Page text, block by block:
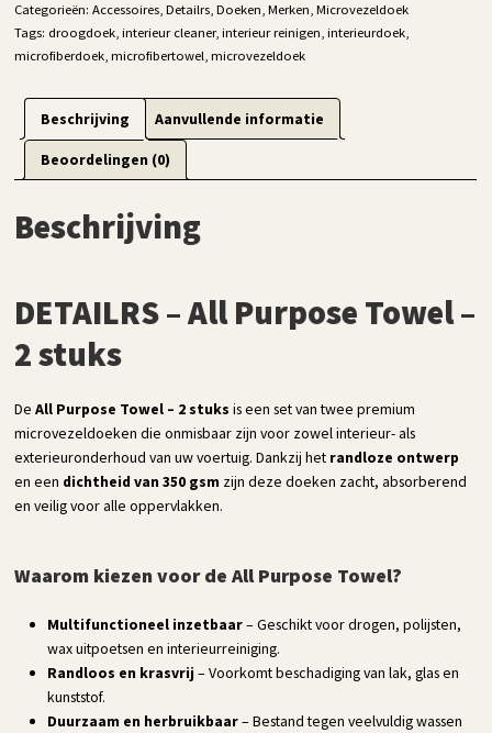
Categorieën:Accessoires,Detailrs,Doeken,Merken,Microvezeldoek
Tags: droogdoek,interieur cleaner,interieur reinigen,interieurdoek,
microfiberdoek,microfibertowel,microvezeldoek
Beschrijving Aanvullende informatie
Beoordelingen (0)
Beschrijving
DETAILRS – All Purpose Towel –
2 stuks
DeAll Purpose Towel – 2 stuksis een set van twee premium
microvezeldoeken die onmisbaar zijn voor zowel interieur- als
exterieuronderhoud van uw voertuig. Dankzij het randloze ontwerp
en een dichtheid van 350 gsm zijn deze doeken zacht, absorberend
en veilig voor alle oppervlakken.
Waarom kiezen voor de All Purpose Towel?
Multifunctioneel inzetbaar– Geschikt voor drogen, polijsten,
wax uitpoetsen en interieurreiniging.
Randloos en krasvrij – Voorkomt beschadiging van lak, glas en
kunststof.
Duurzaam en herbruikbaar– Bestand tegen veelvuldig wassen